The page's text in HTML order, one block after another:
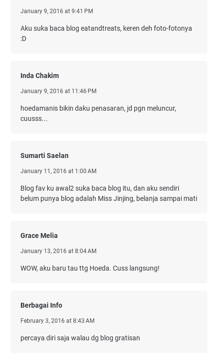
January 9, 2016 at 9:41 PM
Aku suka baca blog eatandtreats, keren deh foto-fotonya
:D
Inda Chakim
January 9, 2016 at 11:46 PM
hoedamanis bikin daku penasaran, jd pgn meluncur,
cuusss...
Sumarti Saelan
January 11, 2016 at 1:00 AM
Blog fav ku awal2 suka baca blog itu, dan aku sendiri
belum punya blog adalah Miss Jinjing, belanja sampai mati
Grace Melia
January 13, 2016 at 8:04 AM
WOW, aku baru tau ttg Hoeda. Cuss langsung!
Berbagai Info
February 3, 2016 at 8:43 AM
percaya diri saja walau dg blog gratisan